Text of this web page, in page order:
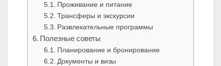
Проживание и питание
Трансферы и экскурсии
Развлекательные программы
Полезные советы
Планирование и бронирование
Документы и визы